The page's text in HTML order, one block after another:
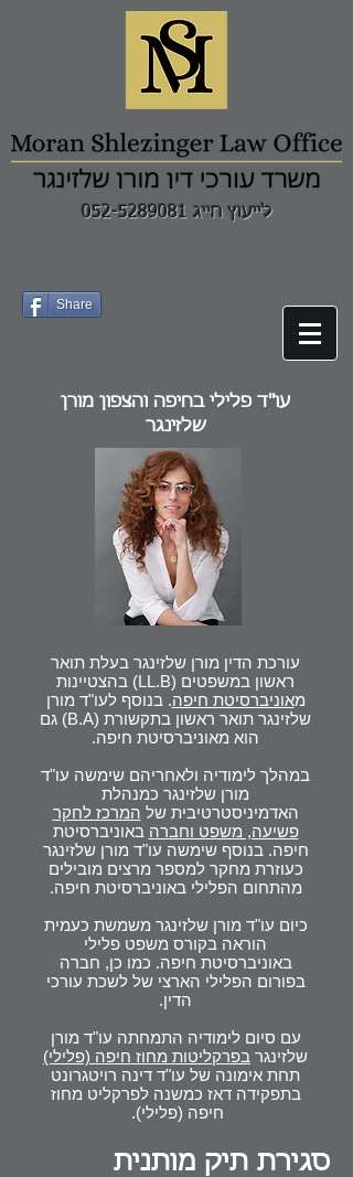
לייעוץ חייג 052-5289081
Share
עו"ד פלילי בחיפה והצפון מורן
שלזינגר
עורכת הדין מורן שלזינגר בעלת תואר
ראשון במשפטים (LL.B) בהצטיינות
מאוניברסיטת חיפה. בנוסף לעו"ד מורן
שלזינגר תואר ראשון בתקשורת (B.A) גם
הוא מאוניברסיטת חיפה.
במהלך לימודיה ולאחריהם שימשה עו"ד
מורן שלזינגר כמנהלת
האדמיניסטרטיבית של המרכז לחקר
פשיעה, משפט וחברה באוניברסיטת
חיפה. בנוסף שימשה עו"ד מורן שלזינגר
כעוזרת מחקר למספר מרצים מובילים
מהתחום הפלילי באוניברסיטת חיפה.
כיום עו"ד מורן שלזינגר משמשת כעמית
הוראה בקורס משפט פלילי
באוניברסיטת חיפה. כמו כן, חברה
בפורום הפלילי הארצי של לשכת עורכי
הדין.
עם סיום לימודיה התמחתה עו"ד מורן
שלזינגר בפרקליטות מחוז חיפה (פלילי)
תחת אימונה של עו"ד דינה רויטגרונט
בתפקידה דאז כמשנה לפרקליט מחוז
חיפה (פלילי).
סגירת תיק מותנית